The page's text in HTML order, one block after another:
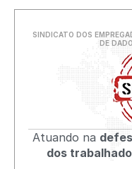
SINDICATO DOS
DE
Atuando na
dos